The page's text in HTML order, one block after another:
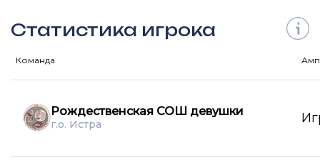
Статистика игрока
Команда
Рождественская СОШ девушки
г.о. Истра